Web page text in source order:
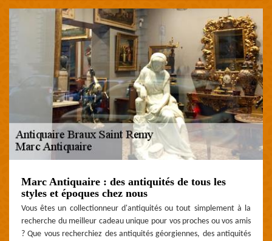
Marc Antiquaire : des antiquités de tous les
styles et époques chez nous
Vous êtes un collectionneur d'antiquités ou tout simplement à la
recherche du meilleur cadeau unique pour vos proches ou vos amis
? Que vous recherchiez des antiquités géorgiennes, des antiquités